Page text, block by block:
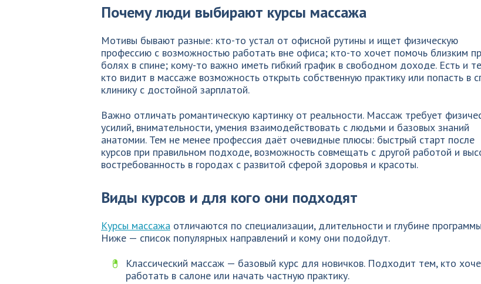
Почему люди выбирают курсы массажа
Мотивы бывают разные: кто-то устал от офисной рутины и ищет физическую
профессию с возможностью работать вне офиса; кто-то хочет помочь близким
болях в спине; кому-то важно иметь гибкий график в свободном доходе. Есть и
кто видит в массаже возможность открыть собственную практику или попасть в
клинику с достойной зарплатой.
Важно отличать романтическую картинку от реальности. Массаж требует
усилий, внимательности, умения взаимодействовать с людьми и базовых знаний
анатомии. Тем не менее профессия даёт очевидные плюсы: быстрый старт после
курсов при правильном подходе, возможность совмещать с другой работой и
востребованность в городах с развитой сферой здоровья и красоты.
Виды курсов и для кого они подходят
Курсы массажа отличаются по специализации, длительности и глубине
Ниже — список популярных направлений и кому они подойдут.
Классический массаж — базовый курс для новичков. Подходит тем, кто
работать в салоне или начать частную практику.